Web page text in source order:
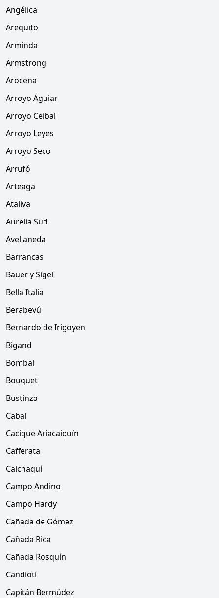
Angélica
Arequito
Arminda
Armstrong
Arocena
Arroyo Aguiar
Arroyo Ceibal
Arroyo Leyes
Arroyo Seco
Arrufó
Arteaga
Ataliva
Aurelia Sud
Avellaneda
Barrancas
Bauer y Sigel
Bella Italia
Berabevú
Bernardo de Irigoyen
Bigand
Bombal
Bouquet
Bustinza
Cabal
Cacique Ariacaiquín
Cafferata
Calchaquí
Campo Andino
Campo Hardy
Cañada de Gómez
Cañada Rica
Cañada Rosquín
Candioti
Capitán Bermúdez